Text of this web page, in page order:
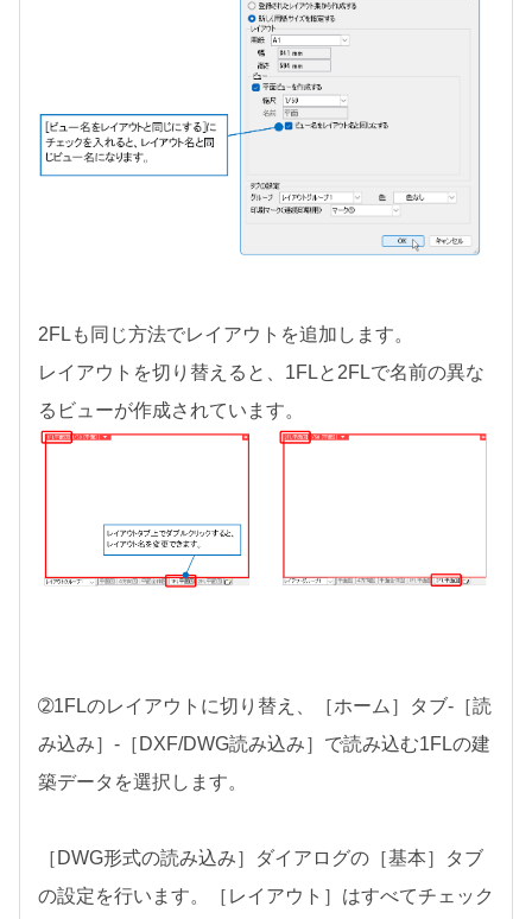
2FLも同じ方法でレイアウトを追加します。
レイアウトを切り替えると、1FLと2FLで名前の異な
るビューが作成されています。
➁1FLのレイアウトに切り替え、［ホーム］タブ-［読
み込み］-［DXF/DWG読み込み］で読み込む1FLの建
築データを選択します。
［DWG形式の読み込み］ダイアログの［基本］タブ
の設定を行います。［レイアウト］はすべてチェック